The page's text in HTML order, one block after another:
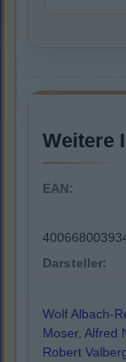
Weitere
EAN:
Darsteller:
Wolf Albach-
Moser, Alfred
Robert